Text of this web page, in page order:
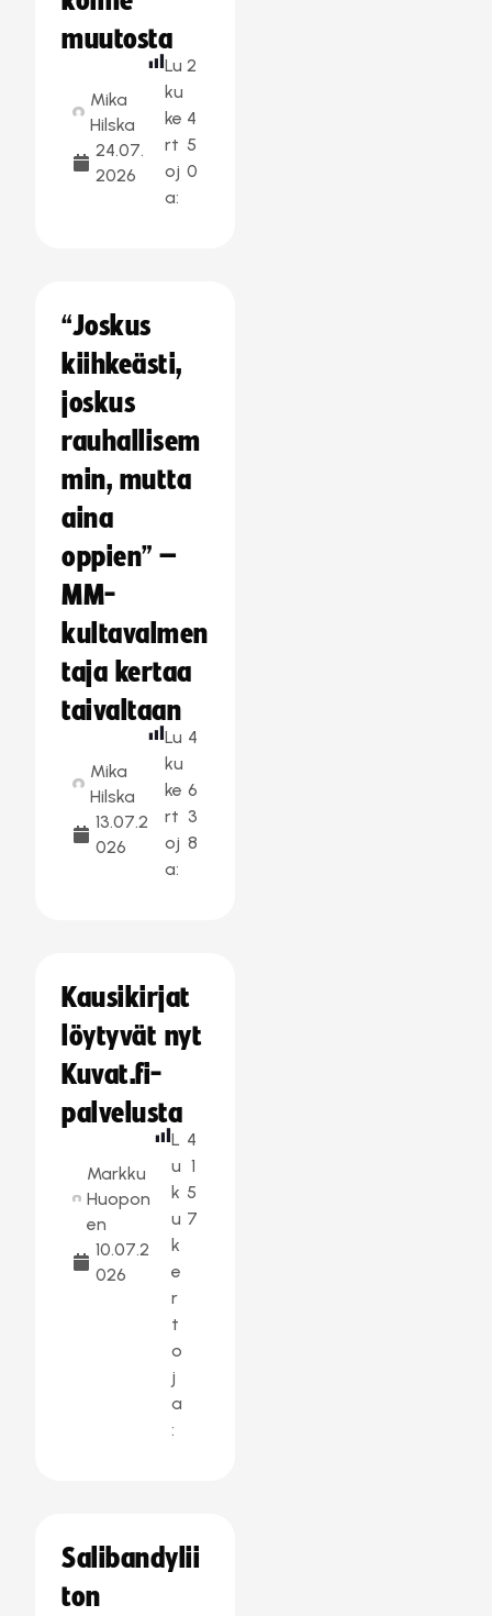
muutosta
Mika
Hilska
24.07.
2026
Lu
ku
ke
rt
oj
a:
2
4
5
0
“Joskus
kiihkeästi,
joskus
rauhallisem
min, mutta
aina
oppien” –
MM-
kultavalmen
taja kertaa
taivaltaan
Mika
Hilska
13.07.2
026
Lu
ku
ke
rt
oj
a:
4
6
3
8
Kausikirjat
löytyvät nyt
Kuvat.fi-
palvelusta
Markku
Huopon
en
10.07.2
026
L
u
k
u
k
e
r
t
o
j
a
:
4
1
5
7
Salibandylii
ton